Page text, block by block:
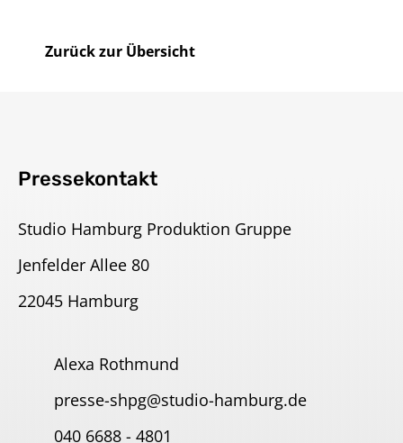
Zurück zur Übersicht
Pressekontakt
Studio Hamburg Produktion Gruppe
Jenfelder Allee 80
22045 Hamburg
Alexa Rothmund
presse-shpg@studio-hamburg.de
040 6688 - 4801